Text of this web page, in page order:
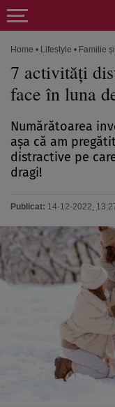
Home • Lifestyle • Familie
7 activități
face în luna
Numărătoarea
așa că am
distractive pe
dragi!
Publicat: 14-12-2022,